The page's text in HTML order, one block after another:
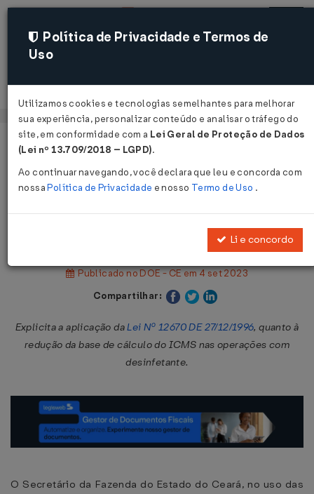
Acessar
Página Inicial Legislações
Nota Explicativa Nº 5 DE
Publicado no DOE - CE em 4 set 2023
Compartilhar:
Explicita a aplicação daLei Nº 12670 DE 27/12/1996, quanto à
redução da base de cálculo do ICMS nas operações com
desinfetante.
O Secretário da Fazenda do Estado do Ceará, no uso das
Política de Privacidade e Termos de
Uso
Utilizamos cookies e tecnologias semelhantes para melhorar
sua experiência, personalizar conteúdo e analisar o tráfego do
site, em conformidade com a Lei Geral de Proteção de Dados
(Lei nº 13.709/2018 – LGPD).
Ao continuar navegando, você declara que leu e concorda com
nossaPolítica de Privacidade e nosso Termo de Uso .
Li e concordo